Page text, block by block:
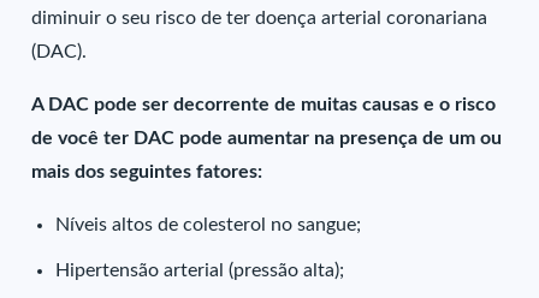
diminuir o seu risco de ter doença arterial coronariana
(DAC).
A DAC pode ser decorrente de muitas causas e o risco
de você ter DAC pode aumentar na presença de um ou
mais dos seguintes fatores:
Níveis altos de colesterol no sangue;
Hipertensão arterial (pressão alta);